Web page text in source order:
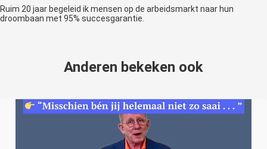
Ruim 20 jaar begeleid ik mensen op de arbeidsmarkt naar hun
droombaan met 95% succesgarantie.
Anderen bekeken ook